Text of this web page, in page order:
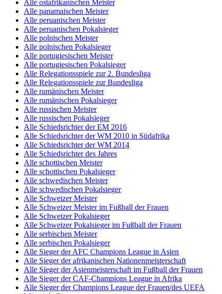
Alle ostafrikanischen Meister
Alle panamaischen Meister
Alle peruanischen Meister
Alle peruanischen Pokalsieger
Alle polnischen Meister
Alle polnischen Pokalsieger
Alle portugiesischen Meister
Alle portugiesischen Pokalsieger
Alle Relegationsspiele zur 2. Bundesliga
Alle Relegationsspiele zur Bundesliga
Alle rumänischen Meister
Alle rumänischen Pokalsieger
Alle russischen Meister
Alle russischen Pokalsieger
Alle Schiedsrichter der EM 2016
Alle Schiedsrichter der WM 2010 in Südafrika
Alle Schiedsrichter der WM 2014
Alle Schiedsrichter des Jahres
Alle schottischen Meister
Alle schottischen Pokalsieger
Alle schwedischen Meister
Alle schwedischen Pokalsieger
Alle Schweizer Meister
Alle Schweizer Meister im Fußball der Frauen
Alle Schweizer Pokalsieger
Alle Schweizer Pokalsieger im Fußball der Frauen
Alle serbischen Meister
Alle serbischen Pokalsieger
Alle Sieger der AFC Champions League in Asien
Alle Sieger der afrikanischen Nationenmeisterschaft
Alle Sieger der Asienmeisterschaft im Fußball der Frauen
Alle Sieger der CAF-Champions League in Afrika
Alle Sieger der Champions League der Frauen/des UEFA